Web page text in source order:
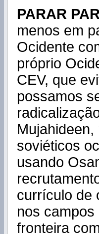
PARAR
menos em
Ocidente
próprio
CEV, que
possamos
soviéticos
usando
currículo de
nos
fronteira